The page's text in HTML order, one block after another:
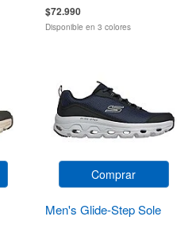
$72.990
Disponible en 3 colores
Comprar
Men's Glide-Step Sole